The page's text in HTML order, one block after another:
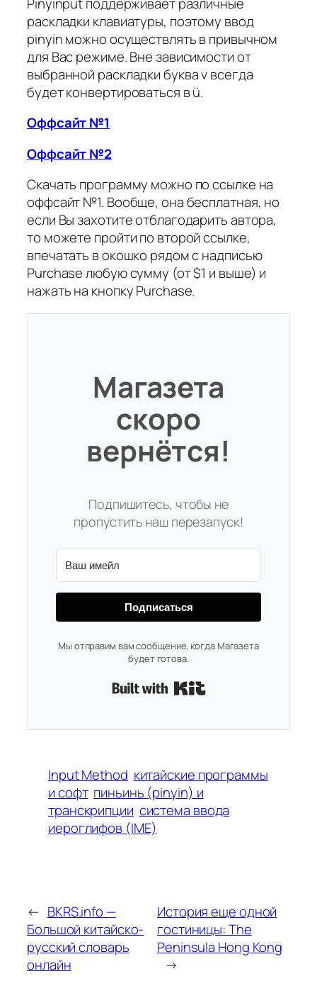
раскладки клавиатуры, поэтому ввод
pinyin можно осуществлять в привычном
для Вас режиме. Вне зависимости от
выбранной раскладки буква v всегда
будет конвертироваться в ü.
Оффсайт №1
Оффсайт №2
Скачать программу можно по ссылке на
оффсайт №1. Вообще, она бесплатная, но
если Вы захотите отблагодарить автора,
то можете пройти по второй ссылке,
впечатать в окошко рядом с надписью
Purchase любую сумму (от $1 и выше) и
нажать на кнопку Purchase.
Магазета
скоро
вернётся!
Подпишитесь, чтобы не
пропустить наш перезапуск!
Подписаться
Мы отправим вам сообщение, когда Магазета
будет готова.
Input Method китайские программы
и софт пиньинь (pinyin) и
транскрипции система ввода
иероглифов (IME)
← BKRS.info —
Большой китайско-
русский словарь
онлайн
История еще одной
гостиницы: The
Peninsula Hong Kong
→